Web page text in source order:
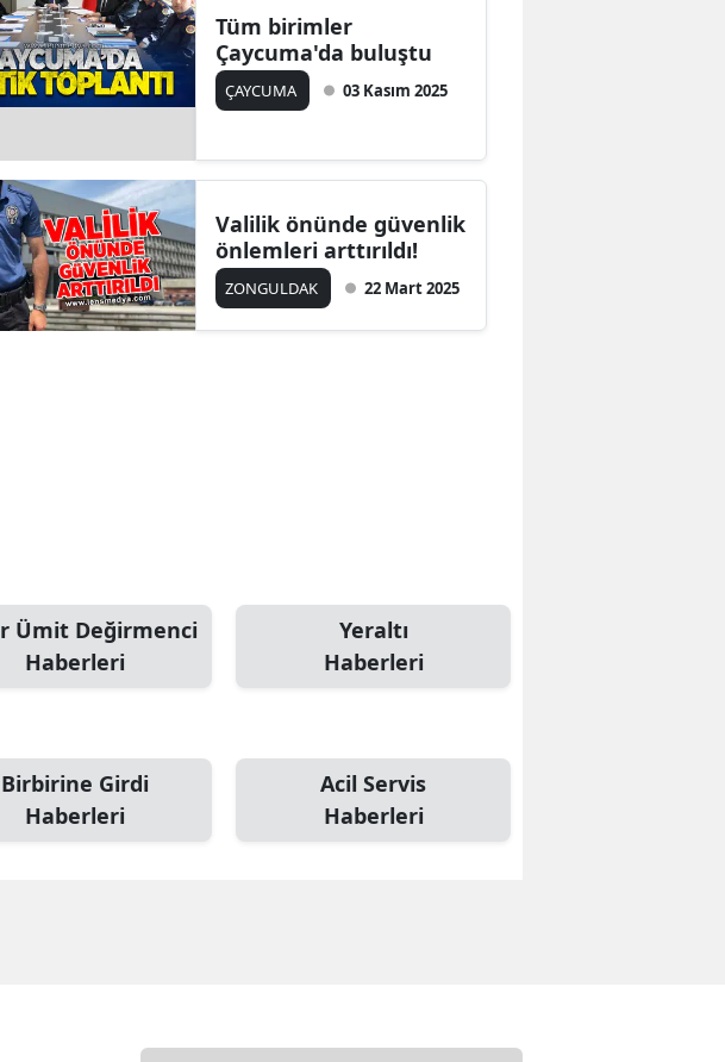
Tüm birimler
Çaycuma'da buluştu
ÇAYCUMA 03 Kasım 2025
Valilik önünde güvenlik
önlemleri arttırıldı!
ZONGULDAK 22 Mart 2025
Ümit Değirmenci
Haberleri
Yeraltı
Haberleri
Birbirine Girdi
Haberleri
Acil Servis
Haberleri